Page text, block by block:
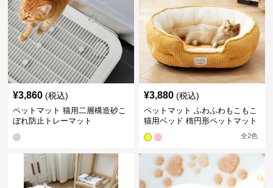
¥3,860 (税込)
ペットマット 猫用二層構造砂こ
ぼれ防止トレーマット
¥3,880 (税込)
ペットマット ふわふわもこもこ
猫用ベッド 楕円形ペットマット
全2色